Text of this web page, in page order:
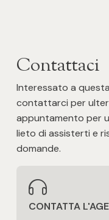
Contattaci
Interessato a
contattarci per
appuntamento per
lieto di assisterti e
domande.
CONTATTA
Ascensore
Arredato
Nuova costruzione
Lusso